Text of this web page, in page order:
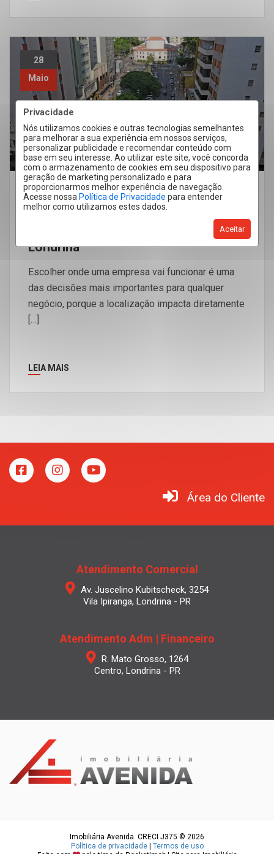
Privacidade
Nós utilizamos cookies e outras tecnologias semelhantes
para melhorar a sua experiência em nossos serviços,
personalizar publicidade e recomendar conteúdo com
base em seu interesse. Ao utilizar este site, você concorda
com o armazenamento de cookies em seu dispositivo para
geração de marketing personalizado e para
proporcionarmos melhor experiência de navegação.
Acesse nossa Política de Privacidade para entender
melhor como utilizamos estes dados.
Aceitar
28
Maio
Aluguel Londrina
Por Que Seu Negócio Precisa De Um
Londrina
Escolher onde uma empresa vai funcionar é uma
das decisões mais importantes para qualquer
negócio, porque a localização impacta diretamente
[…]
LEIA MAIS
Área do Cliente
Atendimento Comercial
Av. Juscelino Kubitscheck, 3254
Vila Ipiranga, Londrina - PR
Atendimento Adm | Financeiro
R. Mato Grosso, 1264
Centro, Londrina - PR
Imobiliária Avenida. CRECI J375 © 2026
Política de privacidade| Termos de uso